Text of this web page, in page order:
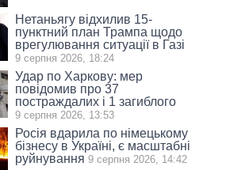
Нетаньягу відхилив 15-
пунктний план Трампа щодо
врегулювання ситуації в Газі
9 серпня 2026, 18:24
Удар по Харкову: мер
повідомив про 37
постраждалих і 1 загиблого
9 серпня 2026, 13:53
Росія вдарила по німецькому
бізнесу в Україні, є масштабні
руйнування 9 серпня 2026, 14:42